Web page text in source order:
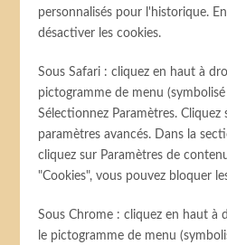
personnalisés pour l'historique.
désactiver les cookies.
Sous Safari : cliquez en haut à
pictogramme de menu
Sélectionnez Paramètres. Cliquez
paramètres avancés. Dans la
cliquez sur Paramètres de
"Cookies", vous pouvez bloquer
Sous Chrome : cliquez en haut à
le pictogramme de menu